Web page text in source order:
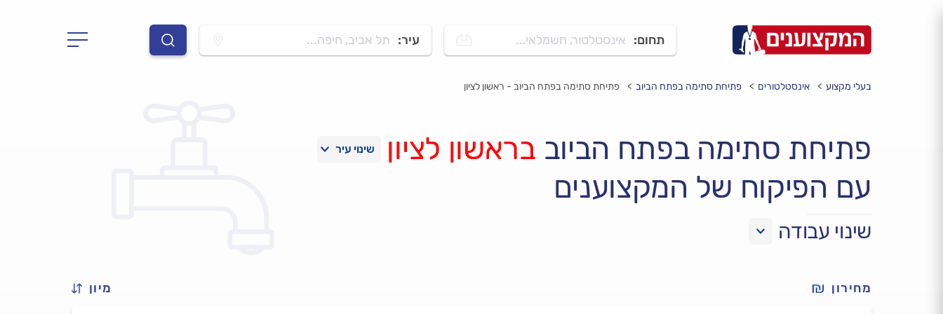
תחום: אינסטלטור, חשמלאי... עיר: תל אביב, חיפה...
בעלי מקצוע אינסטלטורים פתיחת סתימה בפתח הביוב פתיחת סתימה בפתח הביוב - ראשון לציון
פתיחת סתימה בפתח הביוב בראשון לציון
עם הפיקוח של המקצוענים
שינוי עבודה
מחירון מיון